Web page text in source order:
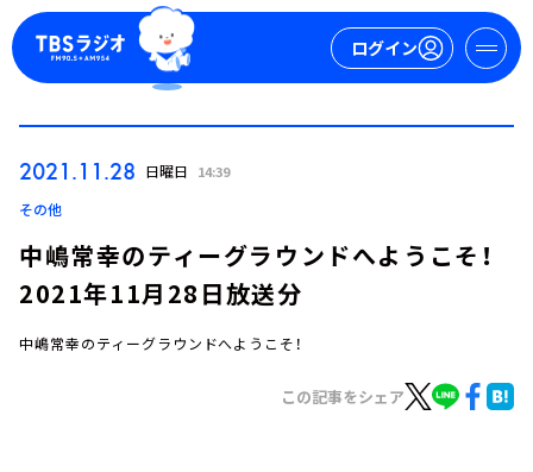
ログイン
2021.11.28 日曜日 14:39
その他
中嶋常幸のティーグラウンドへようこそ！
2021年11月28日放送分
中嶋常幸のティーグラウンドへようこそ！
この記事をシェア